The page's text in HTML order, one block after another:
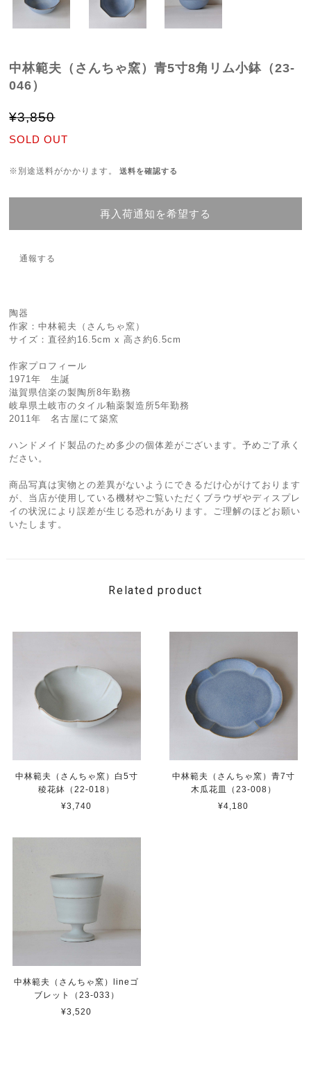
中林範夫（さんちゃ窯）青5寸8角リム小鉢（23-
046）
¥3,850
SOLD OUT
※別途送料がかかります。 送料を確認する
再入荷通知を希望する
通報する
陶器
作家：中林範夫（さんちゃ窯）
サイズ：直径約16.5cm x 高さ約6.5cm
作家プロフィール
1971年 生誕
滋賀県信楽の製陶所8年勤務
岐阜県土岐市のタイル釉薬製造所5年勤務
2011年 名古屋にて築窯
ハンドメイド製品のため多少の個体差がございます。予めご了承く
ださい。
商品写真は実物との差異がないようにできるだけ心がけております
が、当店が使用している機材やご覧いただくブラウザやディスプレ
イの状況により誤差が生じる恐れがあります。ご理解のほどお願い
いたします。
Related product
中林範夫（さんちゃ窯）白5寸
稜花鉢（22-018）
¥3,740
中林範夫（さんちゃ窯）青7寸
木瓜花皿（23-008）
¥4,180
中林範夫（さんちゃ窯）lineゴ
ブレット（23-033）
¥3,520